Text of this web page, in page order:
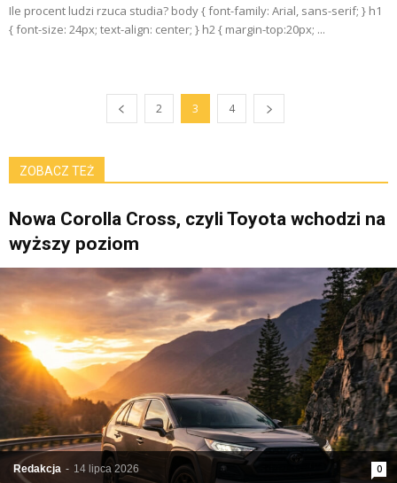
Ile procent ludzi rzuca studia? body { font-family: Arial, sans-serif; } h1
{ font-size: 24px; text-align: center; } h2 { margin-top:20px; ...
2 3 4
ZOBACZ TEŻ
Nowa Corolla Cross, czyli Toyota wchodzi na
wyższy poziom
Redakcja - 14 lipca 2026 0